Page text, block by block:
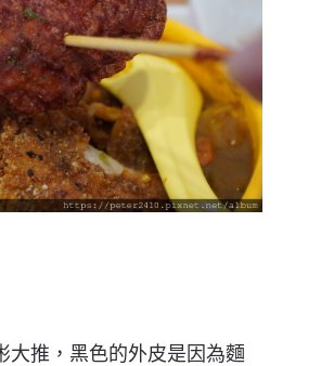
大推，黑色的外皮是因為麵